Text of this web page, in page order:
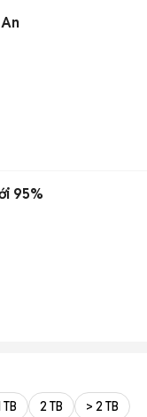
95%
TB 2 TB > 2 TB